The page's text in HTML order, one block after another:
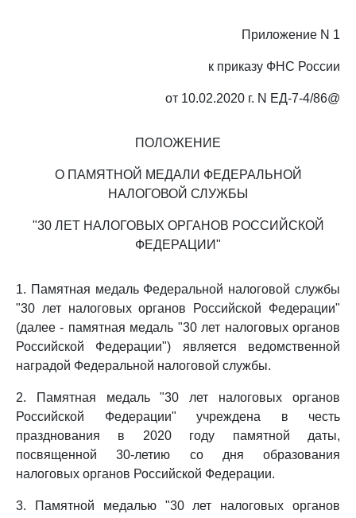
Приложение N 1
к приказу ФНС России
от 10.02.2020 г. N ЕД-7-4/86@
ПОЛОЖЕНИЕ
О ПАМЯТНОЙ МЕДАЛИ ФЕДЕРАЛЬНОЙ
НАЛОГОВОЙ СЛУЖБЫ
"30 ЛЕТ НАЛОГОВЫХ ОРГАНОВ РОССИЙСКОЙ
ФЕДЕРАЦИИ"
1. Памятная медаль Федеральной налоговой службы
"30 лет налоговых органов Российской Федерации"
(далее - памятная медаль "30 лет налоговых органов
Российской Федерации") является ведомственной
наградой Федеральной налоговой службы.
2. Памятная медаль "30 лет налоговых органов
Российской Федерации" учреждена в честь
празднования в 2020 году памятной даты,
посвященной 30-летию со дня образования
налоговых органов Российской Федерации.
3. Памятной медалью "30 лет налоговых органов